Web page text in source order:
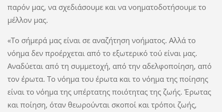
παρόν μας, να σχεδιάσουμε και να νοηματοδοτήσουμε το
μέλλον μας.
«Το σήμερά μας είναι σε αναζήτηση νοήματος. Αλλά το
νόημα δεν προέρχεται από το εξωτερικό τού είναι μας.
Αναδύεται από τη συμμετοχή, από την αδελφοποίηση, από
τον έρωτα. Το νόημα του έρωτα και το νόημα της ποίησης
είναι το νόημα της υπέρτατης ποιότητας της ζωής. Έρωτας
και ποίηση, όταν θεωρούνται σκοποί και τρόποι ζωής,